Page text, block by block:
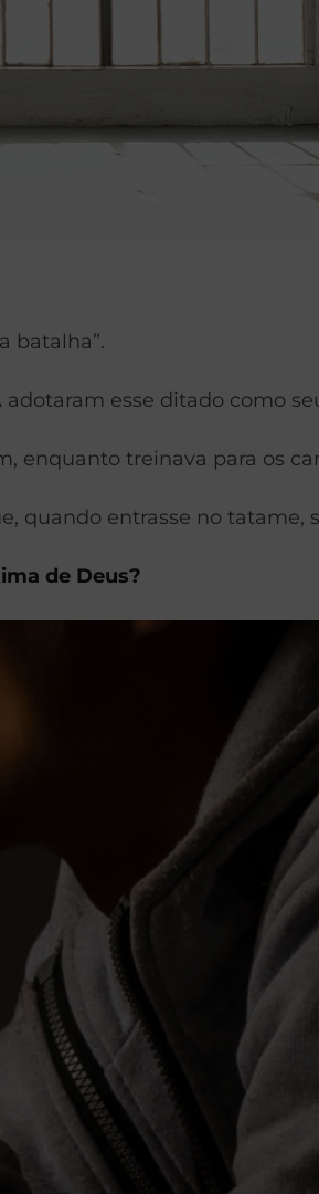
batalha”.
adotaram esse ditado como
enquanto treinava para os
quando entrasse no
de Deus?